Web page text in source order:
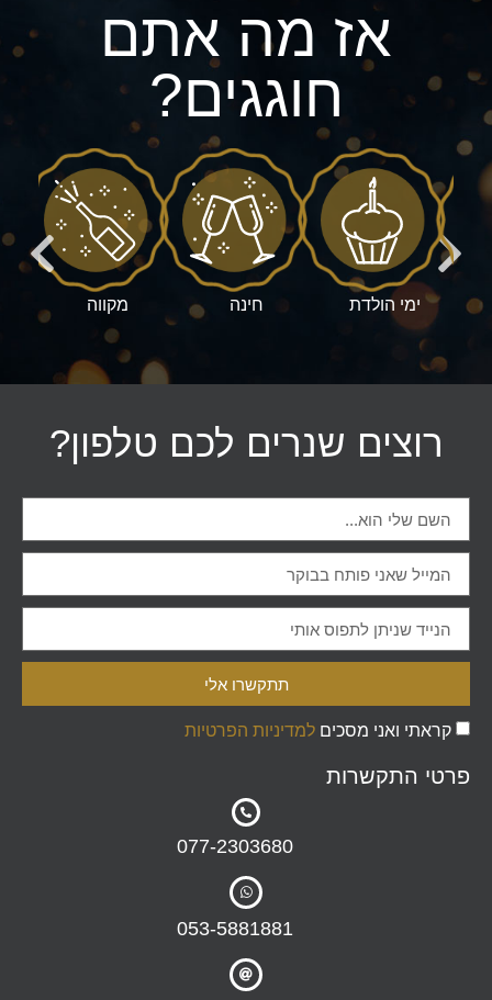
אז מה אתם
חוגגים?
ימי הולדת חינה מקווה
רוצים שנרים לכם טלפון?
קראתי ואני מסכים למדיניות הפרטיות
תתקשרו אלי
פרטי התקשרות
077-2303680
053-5881881